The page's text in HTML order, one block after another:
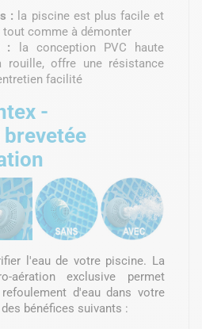
: la piscine est plus facile et
tout comme à démonter
: la conception PVC haute
rouille, offre une résistance
facilité
-
l'eau de votre piscine. La
aération exclusive permet
d'eau dans votre
bénéfices suivants :